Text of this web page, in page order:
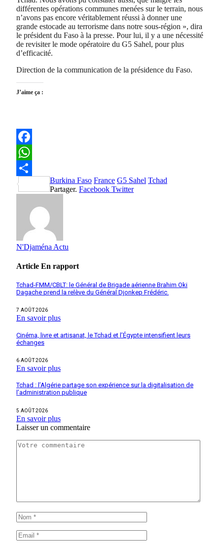
différentes opérations communes menées sur le terrain, nous
n’avons pas encore véritablement réussi à donner une
grande estocade au terrorisme dans notre sous-région », dira
le président du Faso à la presse. Pour lui, il y a une nécessité
de revisiter le mode opératoire du G5 Sahel, pour plus
d’efficacité.
Direction de la communication de la présidence du Faso.
J’aime ça :
Facebook
WhatsApp
Partager
Burkina Faso France G5 Sahel Tchad
Partager. Facebook Twitter
N'Djaména Actu
Article En rapport
Tchad-FMM/CBLT: le Général de Brigade aérienne Brahim Oki
Dagache prend la relève du Général Djonkep Frédéric.
7 AOÛT 2026
En savoir plus
Cinéma, livre et artisanat, le Tchad et l’Égypte intensifient leurs
échanges
6 AOÛT 2026
En savoir plus
Tchad : l’Algérie partage son expérience sur la digitalisation de
l’administration publique
5 AOÛT 2026
En savoir plus
Laisser un commentaire